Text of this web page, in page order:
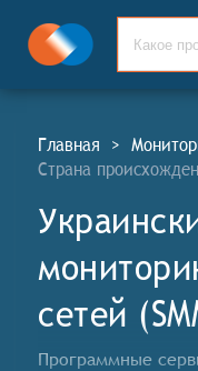
Главная >
Страна
сетей
Программные